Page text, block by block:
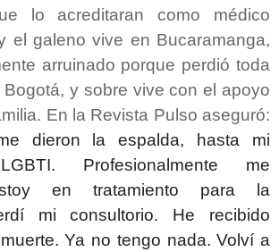
lo acreditaran como médico
el galeno vive en Bucaramanga,
arruinado porque perdió toda
y sobre vive con el apoyo
En la Revista Pulso aseguró:
dieron la espalda, hasta mi
Profesionalmente me
en tratamiento para la
mi consultorio. He recibido
Ya no tengo nada. Volví a